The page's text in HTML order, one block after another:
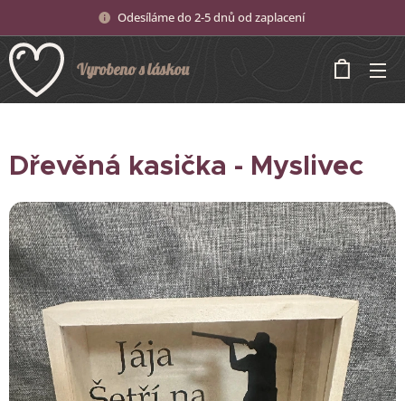
Odesíláme do 2-5 dnů od zaplacení
Vyrobeno s láskou
Dřevěná kasička - Myslivec